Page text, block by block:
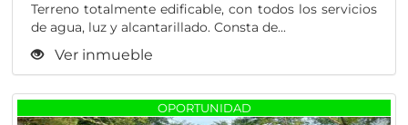
Terreno totalmente edificable, con todos los servicios
de agua, luz y alcantarillado. Consta de...
Ver inmueble
OPORTUNIDAD
Previous